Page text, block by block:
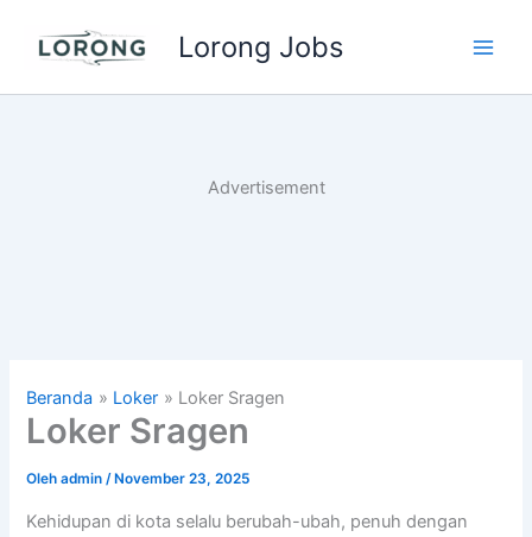
Lorong Jobs
Advertisement
Beranda Loker Loker Sragen
Loker Sragen
Olehadmin/ November 23, 2025
Kehidupan di kota selalu berubah-ubah, penuh dengan